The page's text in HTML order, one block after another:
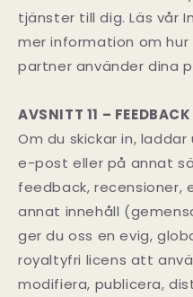
tjänster till dig. Läs vår
mer information om hur
partner använder dina
AVSNITT 11 – FEEDBACK
Om du skickar in,
e-post eller på annat
feedback, recensioner,
annat innehåll
ger du oss en evig,
royaltyfri licens att
modifiera, publicera,